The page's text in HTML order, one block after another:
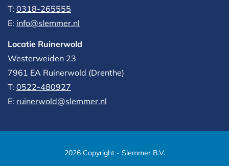
T: 0318-265555
E: info@slemmer.nl
Locatie Ruinerwold
Westerweiden 23
7961 EA Ruinerwold (Drenthe)
T: 0522-480927‬
E: ruinerwold@slemmer.nl
2026 Copyright - Slemmer B.V.